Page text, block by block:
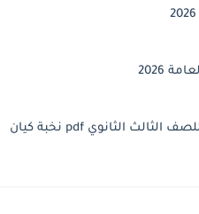
2026